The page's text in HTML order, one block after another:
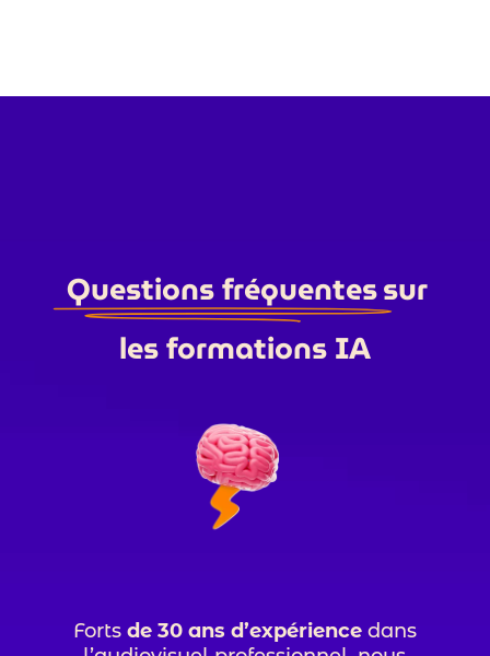
Questions fréquentessur
les formations IA
Forts de 30 ans d’expériencedans